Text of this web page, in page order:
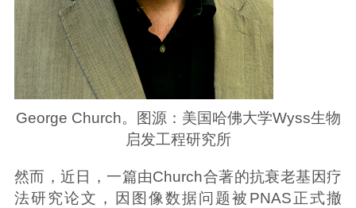
George Church。图源：美国哈佛大学Wyss生物
启发工程研究所
然而，近日，一篇由Church合著的抗衰老基因疗
法研究论文，因图像数据问题被PNAS正式撤